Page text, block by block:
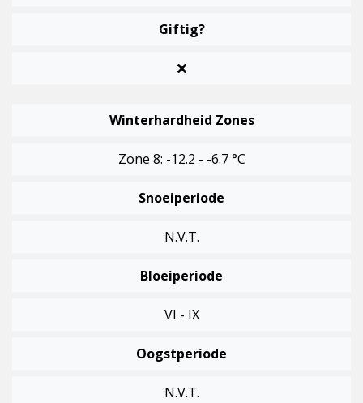
Giftig?
Winterhardheid Zones
Zone 8: -12.2 - -6.7 °C
Snoeiperiode
N.v.t.
Bloeiperiode
VI - IX
Oogstperiode
N.v.t.